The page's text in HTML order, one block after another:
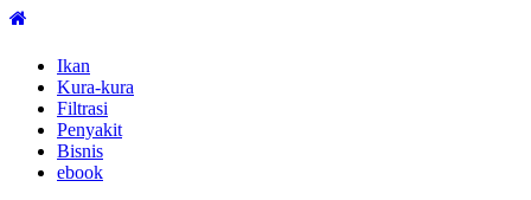
Ikan
Kura-kura
Filtrasi
Penyakit
Bisnis
ebook